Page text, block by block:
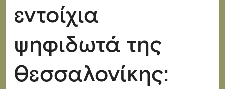
εντοίχια
ψηφιδωτά της
Θεσσαλονίκης: